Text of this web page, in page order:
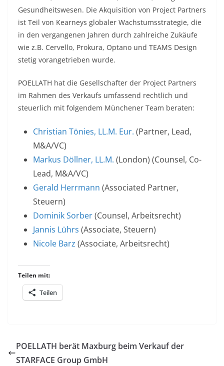
Gesundheitswesen. Die Akquisition von Project Partners
ist Teil von Kearneys globaler Wachstumsstrategie, die
in den vergangenen Jahren durch zahlreiche Zukäufe
wie z.B. Cervello, Prokura, Optano und TEAMS Design
stetig vorangetrieben wurde.
POELLATH hat die Gesellschafter der Project Partners
im Rahmen des Verkaufs umfassend rechtlich und
steuerlich mit folgendem Münchener Team beraten:
Christian Tönies, LL.M. Eur. (Partner, Lead,
M&A/VC)
Markus Döllner, LL.M. (London) (Counsel, Co-
Lead, M&A/VC)
Gerald Herrmann (Associated Partner,
Steuern)
Dominik Sorber(Counsel, Arbeitsrecht)
Jannis Lührs (Associate, Steuern)
Nicole Barz (Associate, Arbeitsrecht)
Teilen mit:
Teilen
POELLATH berät Maxburg beim Verkauf der
STARFACE Group GmbH